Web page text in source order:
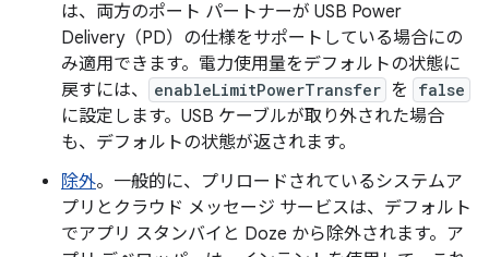
は、両方のポート パートナーが USB Power
Delivery（PD）の仕様をサポートしている場合にの
み適用できます。電力使用量をデフォルトの状態に
戻すには、
enableLimitPowerTransfer を false
に設定します。USB ケーブルが取り外された場合
も、デフォルトの状態が返されます。
除外。一般的に、プリロードされているシステムア
プリとクラウド メッセージ サービスは、デフォルト
でアプリ スタンバイと Doze から除外されます。ア